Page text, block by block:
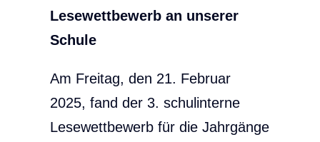
Lesewettbewerb an unserer
Schule
Am Freitag, den 21. Februar
2025, fand der 3. schulinterne
Lesewettbewerb für die Jahrgänge